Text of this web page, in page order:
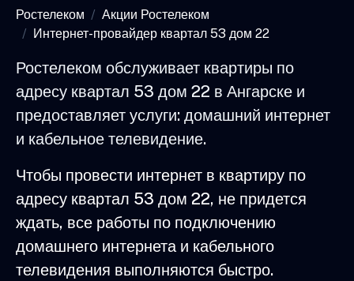
Ростелеком
Акции Ростелеком
Интернет-провайдер квартал 53 дом 22
Ростелеком обслуживает квартиры по
адресу квартал 53 дом 22 в Ангарске и
предоставляет услуги: домашний интернет
и кабельное телевидение.
Чтобы провести интернет в квартиру по
адресу квартал 53 дом 22, не придется
ждать, все работы по подключению
домашнего интернета и кабельного
телевидения выполняются быстро.